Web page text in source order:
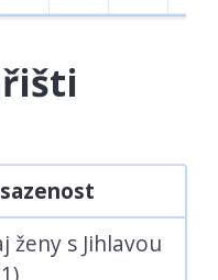
ženy s Jihlavou